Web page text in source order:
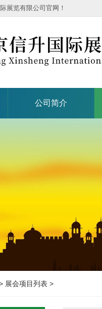
展览有限公司官网！
公司简介
展会项目列表 >